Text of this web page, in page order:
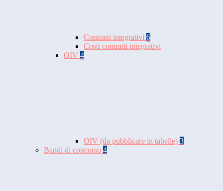
Contratti integrativi 6
Costi contratti integrativi
OIV 4
OIV (da pubblicare in tabelle) 3
Bandi di concorso 4